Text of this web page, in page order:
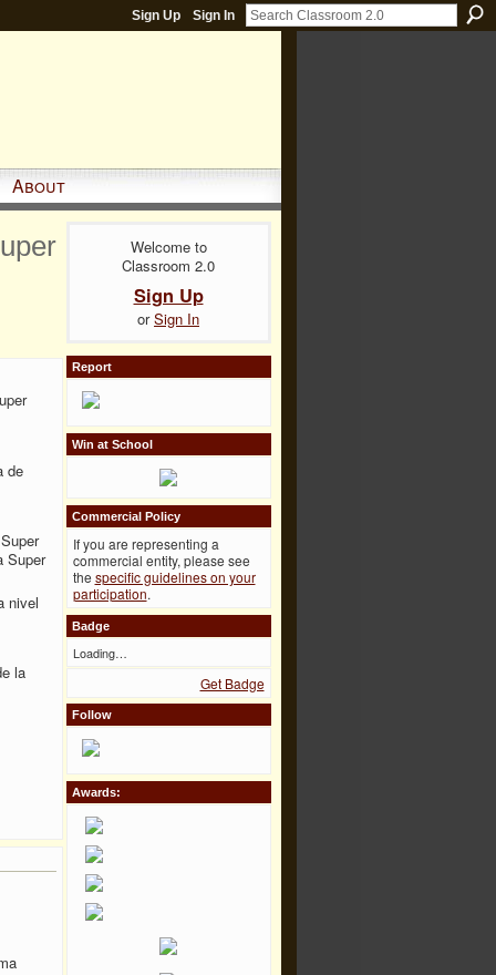
Sign Up Sign In
About
de
Super
nivel
la
Welcome to
Classroom 2.0
Sign Up
orSign In
Report
Win at School
Commercial Policy
If you are representing a
commercial entity, please see
the specific guidelines on your
participation.
Badge
Loading…
Get Badge
Follow
Awards: